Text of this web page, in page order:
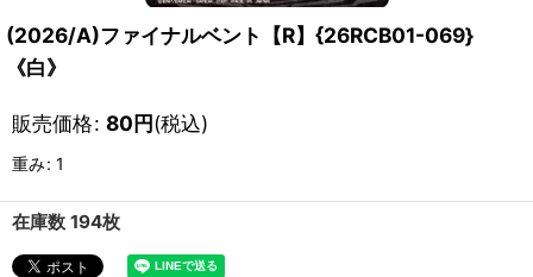
(2026/A)ファイナルベント【R】{26RCB01-069}
《白》
販売価格: 80円(税込)
重み: 1
在庫数 194枚